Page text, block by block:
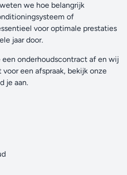
we hoe belangrijk
of
voor optimale prestaties
jaar door.
onderhoudscontract af en wij
een afspraak, bekijk onze
je aan.